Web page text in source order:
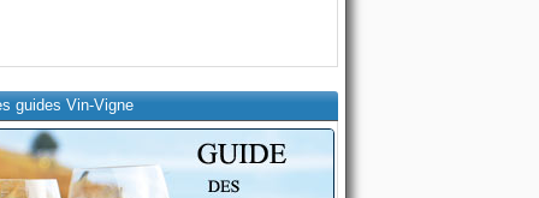
guides Vin-Vigne